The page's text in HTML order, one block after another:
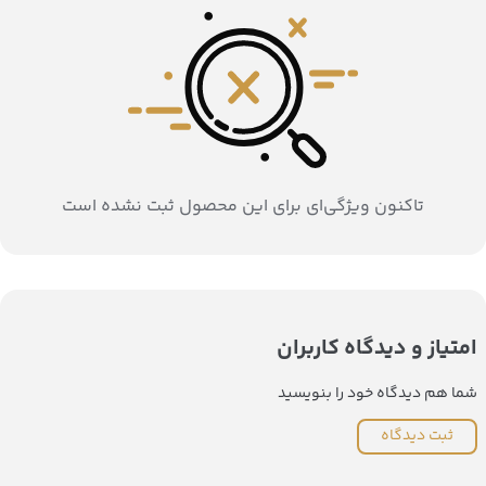
تاکنون ویژگی‌ای برای این محصول ثبت نشده است
امتیاز و دیدگاه کاربران
شما هم دیدگاه خود را بنویسید
ثبت دیدگاه